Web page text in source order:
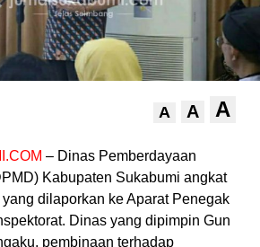
A A A
– Dinas Pemberdayaan
Kabupaten Sukabumi angkat
dilaporkan ke Aparat Penegak
Dinas yang dipimpin Gun
pembinaan terhadap